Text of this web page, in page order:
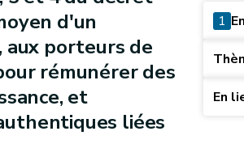
d'un
porteurs de
rémunérer des
et
liées
1
En